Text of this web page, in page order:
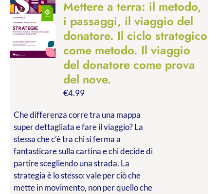
Mettere a terra: il metodo,
i passaggi, il viaggio del
donatore. Il ciclo strategico
come metodo. Il viaggio
del donatore come prova
del nove.
€4.99
Che differenza corre tra una mappa
super dettagliata e fare il viaggio? La
stessa che c’è tra chi si ferma a
fantasticare sulla cartina e chi decide di
partire scegliendo una strada. La
strategia è lo stesso: vale per ciò che
mette in movimento, non per quello che